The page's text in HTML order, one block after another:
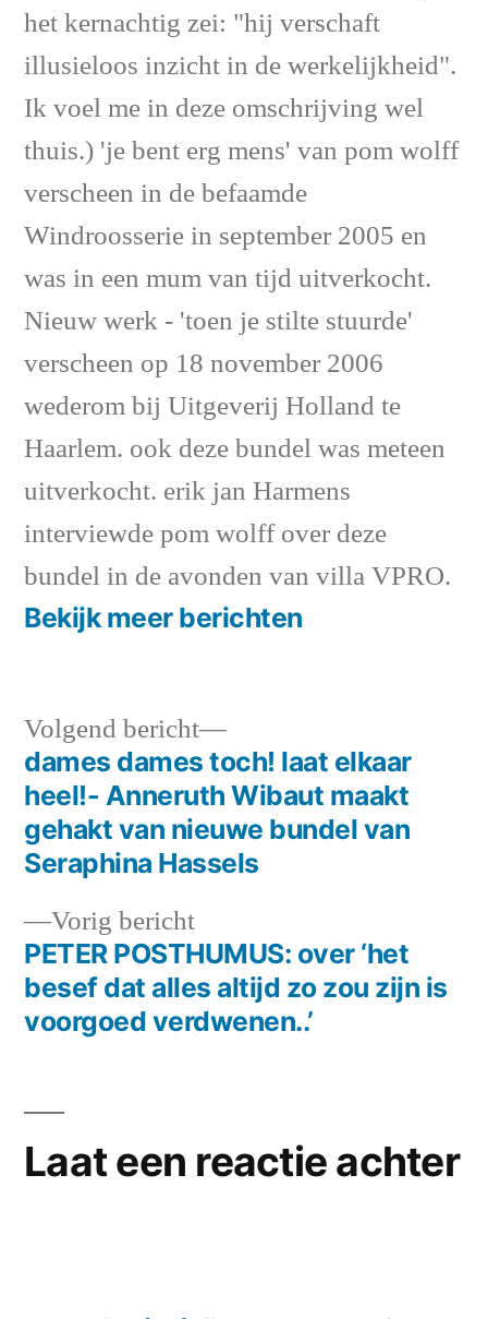
het kernachtig zei: "hij verschaft
illusieloos inzicht in de werkelijkheid".
Ik voel me in deze omschrijving wel
thuis.) 'je bent erg mens' van pom wolff
verscheen in de befaamde
Windroosserie in september 2005 en
was in een mum van tijd uitverkocht.
Nieuw werk - 'toen je stilte stuurde'
verscheen op 18 november 2006
wederom bij Uitgeverij Holland te
Haarlem. ook deze bundel was meteen
uitverkocht. erik jan Harmens
interviewde pom wolff over deze
bundel in de avonden van villa VPRO.
Bekijk meer berichten
Bericht
navigatie
Vorig berichtVorig
bericht:
PETER POSTHUMUS: over ‘het
besef dat alles altijd zo zou zijn is
voorgoed verdwenen..’
Volgend bericht
Volgend
bericht:
dames dames toch! laat elkaar
heel!- Anneruth Wibaut maakt
gehakt van nieuwe bundel van
Seraphina Hassels
Laat een reactie achter